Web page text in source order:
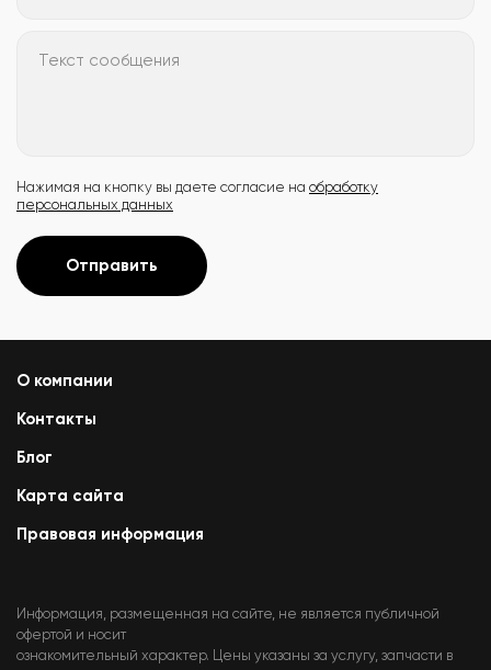
Текст сообщения
Нажимая на кнопку вы даете согласие на обработку
персональных данных
Отправить
О компании
Контакты
Блог
Карта сайта
Правовая информация
Информация, размещенная на сайте, не является публичной
офертой и носит
ознакомительный характер. Цены указаны за услугу, запчасти в